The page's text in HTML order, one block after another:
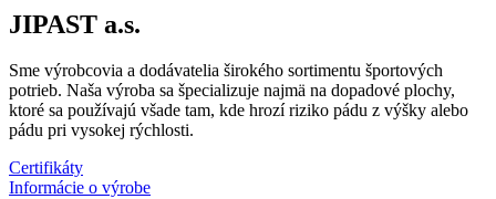
JIPAST a.s.
Sme výrobcovia a dodávatelia širokého sortimentu športových
potrieb. Naša výroba sa špecializuje najmä na dopadové plochy,
ktoré sa používajú všade tam, kde hrozí riziko pádu z výšky alebo
pádu pri vysokej rýchlosti.
Certifikáty
Informácie o výrobe